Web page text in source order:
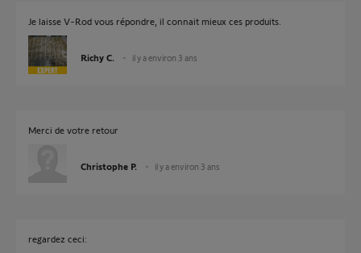
Je laisse V-Rod vous répondre, il connait mieux ces produits.
Richy C. il y a environ 3 ans
Merci de votre retour
Christophe P. il y a environ 3 ans
regardez ceci: